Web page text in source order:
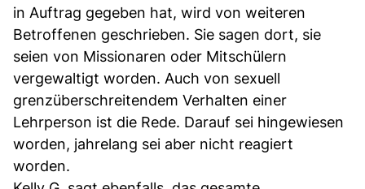
in Auftrag gegeben hat, wird von weiteren
Betroffenen geschrieben. Sie sagen dort, sie
seien von Missionaren oder Mitschülern
vergewaltigt worden. Auch von sexuell
grenzüberschreitendem Verhalten einer
Lehrperson ist die Rede. Darauf sei hingewiesen
worden, jahrelang sei aber nicht reagiert
worden.